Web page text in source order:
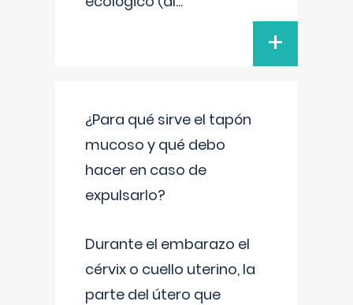
+
¿Para qué sirve el tapón
mucoso y qué debo
hacer en caso de
expulsarlo?
Durante el embarazo el
cérvix o cuello uterino, la
parte del útero que